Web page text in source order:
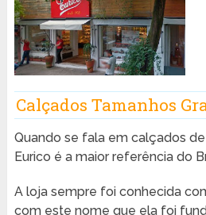
Calçados Tamanhos
Quando se fala em calçados
Eurico é a maior referência do
A loja sempre foi conhecida
com este nome que ela foi